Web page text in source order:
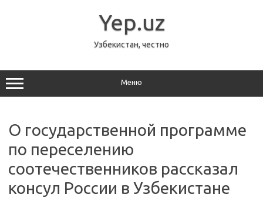
Yep.uz
Узбекистан, честно
Меню
О государственной программе
по переселению
соотечественников рассказал
консул России в Узбекистане